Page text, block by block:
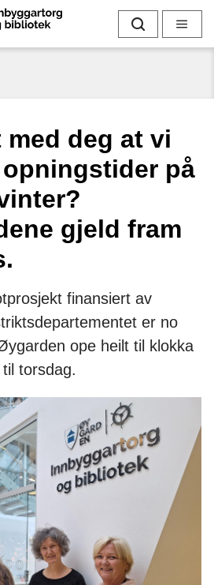
I
n
b
y
g
g
r
t
o
r
g
o
g
b
i
Søk Meny
med deg at vi
på
gjeld fram
finansiert av
er no
ope heilt til klokka
torsdag.